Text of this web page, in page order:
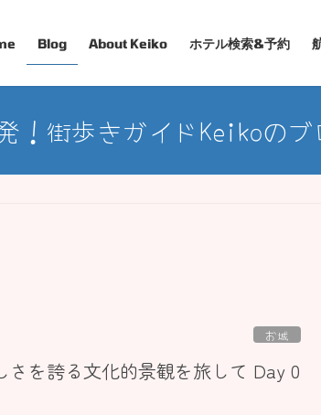
Blog About Keiko ホテル検索&予約
！街歩きガイドKeikoのブ
お城
さを誇る文化的景観を旅して Day 0